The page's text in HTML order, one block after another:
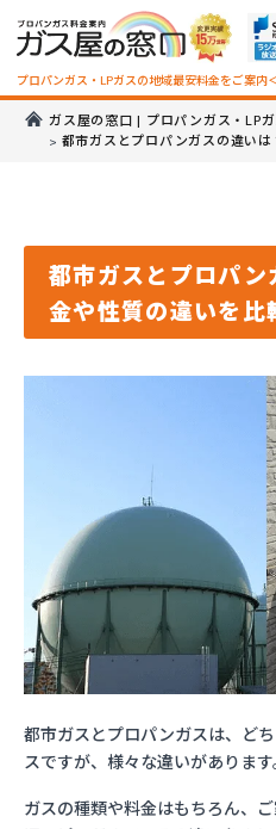
プロパンガス・LPガスの地域最安料金をご案内
ガス屋の窓口 | プロパンガス・LP
> 都市ガスとプロパンガスの違い
都市ガスとプロパン
金や性質の違いを比
都市ガスとプロパンガスは、ど
スですが、様々な違いがあります
ガスの種類や料金はもちろん、